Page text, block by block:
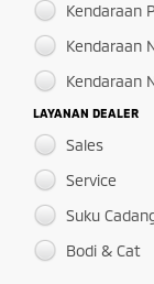
Kendaraan
Kendaraan
Kendaraan
LAYANAN DEALER
Sales
Service
Suku
Bodi & Cat